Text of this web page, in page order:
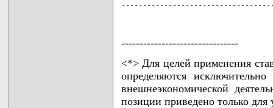
--------------------------------
<*> Для целей применения
определяются
внешнеэкономической
позиции приведено только для